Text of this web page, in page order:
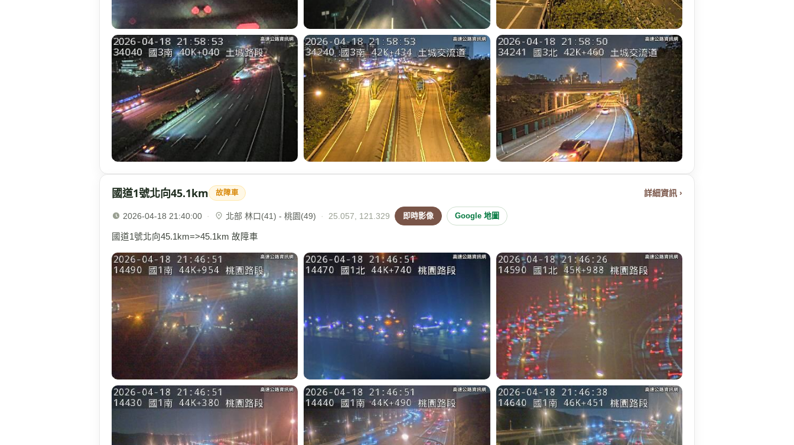
國道1號北向45.1km 故障車 詳細資訊 ›
2026-04-18 21:40:00 · 北部 林口(41) - 桃園(49) · 25.057, 121.329 即時影像 Google 地圖
國道1號北向45.1km=>45.1km 故障車